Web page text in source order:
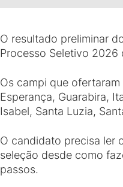
O resultado preliminar
Processo Seletivo 2026
Os campi que
Esperança, Guarabira,
Isabel, Santa Luzia,
O candidato precisa ler
seleção desde como
passos.